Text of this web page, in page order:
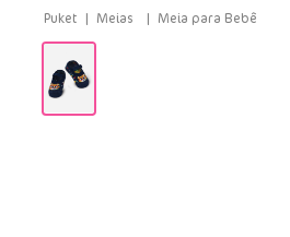
Meias Meia para Bebê